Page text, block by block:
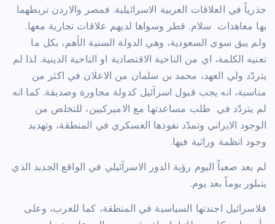
جذرياً في العلاقات العربية الاسرائيلية. فمصر والاردن تربطهما
بها معاهدات
سلام. قطر وسواها لديهم علاقات تجارية معها.
ولم يبق سوى السعودية، وهي الدولة السنية الأهم، بكل ما
تعنيه الكلمة، اي من الناحية الاقتصادية او الناحية الدينية. لذا لم
يتردّد ولي العهد، محمد بن سلمان من الاعلان في اكثر من
مناسبة، انه يجب قبول اسرآئيل كدولة مجاورة وصديقة. كما انه
لم يتردّد في
طلب مساعدتها مع الاميركيين، للتخلص من
الوجود الايراني وتمدّد نفوذها العسكري في المنطقة، وتهديد
وجود انظمة وراثية فيها.
لم يعد صعباً اليوم رؤية الدور الاسرآئيلي في الواقع الجديد الذي
يتبلور يوماً بعد يوم.
فلاسرائيل اجندتها السياسية في المنطقة، كما للغرب، وعلى